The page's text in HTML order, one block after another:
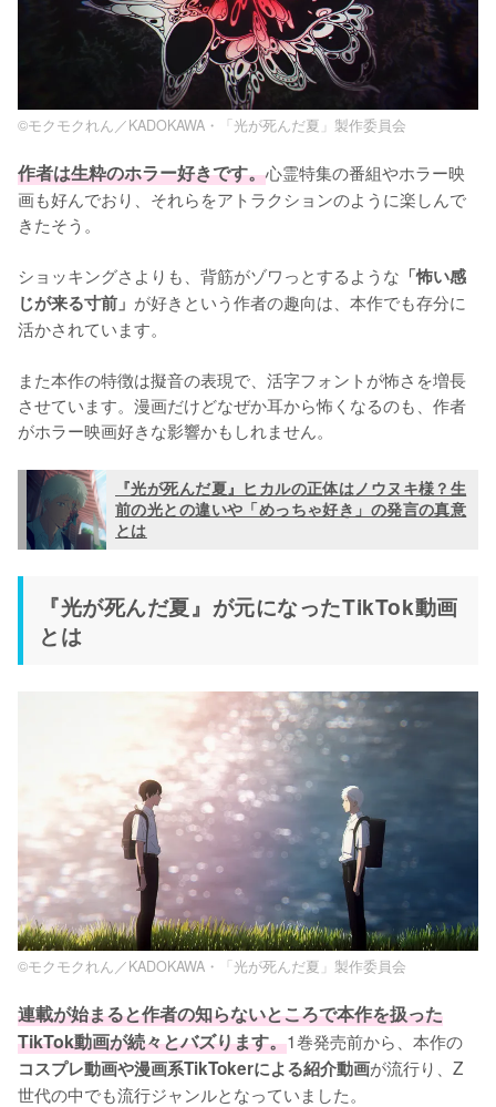
©モクモクれん／KADOKAWA・「光が死んだ夏」製作委員会
作者は生粋のホラー好きです。心霊特集の番組やホラー映
画も好んでおり、それらをアトラクションのように楽しんで
きたそう。
ショッキングさよりも、背筋がゾワっとするような 「怖い感
じが来る寸前」 が好きという作者の趣向は、本作でも存分に
活かされています。
また本作の特徴は擬音の表現で、活字フォントが怖さを増長
させています。漫画だけどなぜか耳から怖くなるのも、作者
がホラー映画好きな影響かもしれません。
『光が死んだ夏』ヒカルの正体はノウヌキ様？生
前の光との違いや「めっちゃ好き」の発言の真意
とは
『光が死んだ夏』が元になったTikTok動画
とは
©モクモクれん／KADOKAWA・「光が死んだ夏」製作委員会
連載が始まると作者の知らないところで本作を扱った
TikTok動画が続々とバズります。1巻発売前から、本作の
コスプレ動画や漫画系TikTokerによる紹介動画が流行り、Z
世代の中でも流行ジャンルとなっていました。